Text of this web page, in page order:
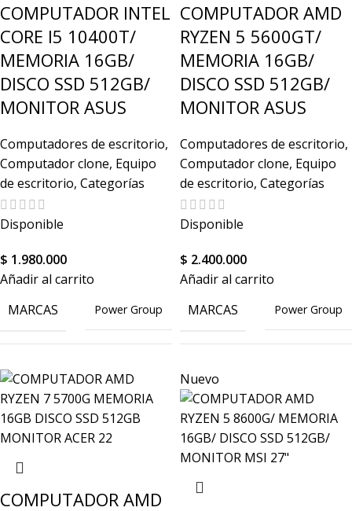
COMPUTADOR INTEL
CORE I5 10400T/
MEMORIA 16GB/
DISCO SSD 512GB/
MONITOR ASUS
Computadores de escritorio,
Computador clone, Equipo
de escritorio, Categorías
Disponible
$ 1.980.000
Añadir al carrito
MARCAS
Power Group
CAPACIDAD DISCO
GB
COMPUTADOR AMD
RYZEN 5 5600GT/
MEMORIA 16GB/
DISCO SSD 512GB/
MONITOR ASUS
Computadores de escritorio,
Computador clone, Equipo
de escritorio, Categorías
Disponible
$ 2.400.000
Añadir al carrito
MARCAS
Power Group
CAPACIDAD DISCO
COLOR
COMPUTADOR AMD
Nuevo